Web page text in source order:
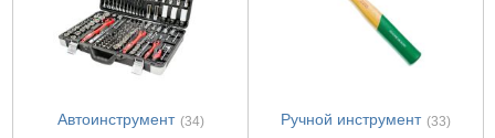
Автоинструмент (34) Ручной инструмент (33)